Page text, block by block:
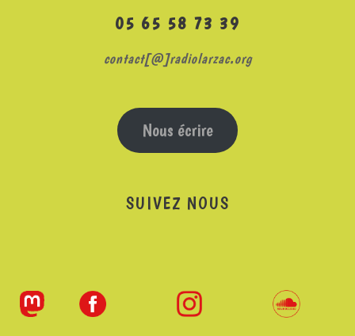
05 65 58 73 39
contact[@]radiolarzac.org
Nous écrire
SUIVEZ NOUS